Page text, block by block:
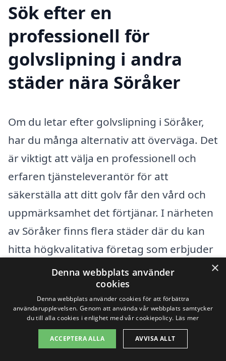
Sök efter en
professionell för
golvslipning i andra
städer nära Söråker
Om du letar efter golvslipning i Söråker,
har du många alternativ att överväga. Det
är viktigt att välja en professionell och
erfaren tjänsteleverantör för att
säkerställa att ditt golv får den vård och
uppmärksamhet det förtjänar. I närheten
av Söråker finns flera städer där du kan
hitta högkvalitativa företag som erbjuder
golvslipning. Några av dessa städer
Timrå
Kattrumpan
×
Denna webbplats använder
cookies
Denna webbplats använder cookies för att förbättra
användarupplevelsen. Genom att använda vår webbplats samtycker
du till alla cookies i enlighet med vår cookiepolicy. Läs mer
ACCEPTERA ALLA AVVISA ALLT